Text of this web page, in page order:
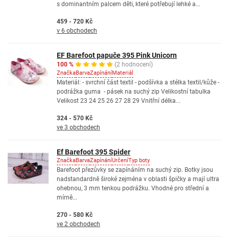
s dominantním palcem děti, které potřebují lehké a...
459 - 720 Kč
v 6 obchodech
EF Barefoot papuče 395 Pink Unicorn
100 % (2 hodnocení)
ZnačkaBarvaZapínáníMateriál
Materiál: - svrchní část textil - podšívka a stélka textil/kůže -
podrážka guma - pásek na suchý zip Velikostní tabulka
Velikost 23 24 25 26 27 28 29 Vnitřní délka...
324 - 570 Kč
ve 3 obchodech
Ef Barefoot 395 Spider
ZnačkaBarvaZapínáníUrčeníTyp boty
Barefoot přezůvky se zapínáním na suchý zip. Botky jsou
nadstandardně široké zejména v oblasti špičky a mají ultra
ohebnou, 3 mm tenkou podrážku. Vhodné pro střední a
mírně...
270 - 580 Kč
ve 2 obchodech